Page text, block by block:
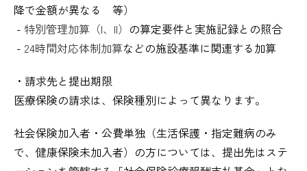
降で金額が異なる 等）
- 特別管理加算（I、II） の算定要件と実施記録との照合
- 24時間対応体制加算などの施設基準に関連する加算
・請求先と提出期限
医療保険の請求は、保険種別によって異なります。
社会保険加入者・公費単独（生活保護・指定難病のみ
で、健康保険未加入者）の方については、提出先はステ